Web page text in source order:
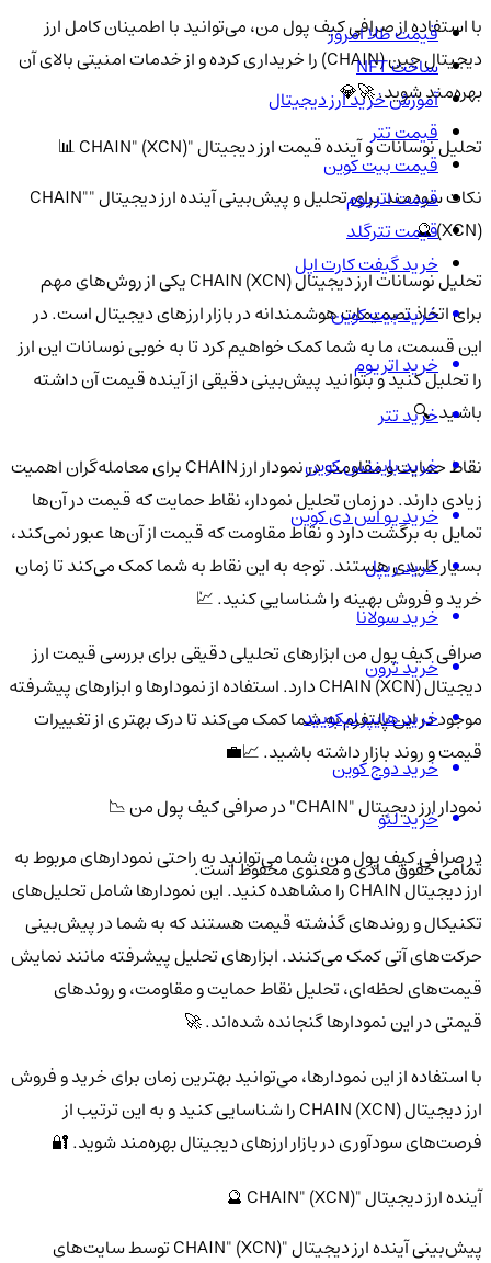
با استفاده از صرافی کیف پول من، می‌توانید با اطمینان کامل ارز
دیجیتال چین (CHAIN) را خریداری کرده و از خدمات امنیتی بالای آن
بهره‌مند شوید. 🚀💎
تحلیل نوسانات و آینده قیمت ارز دیجیتال "CHAIN" (XCN) 📊
نکات سودمند برای تحلیل و پیش‌بینی آینده ارز دیجیتال "CHAIN"
(XCN) 🔮
تحلیل نوسانات ارز دیجیتال CHAIN (XCN) یکی از روش‌های مهم
برای اتخاذ تصمیمات هوشمندانه در بازار ارزهای دیجیتال است. در
این قسمت، ما به شما کمک خواهیم کرد تا به خوبی نوسانات این ارز
را تحلیل کنید و بتوانید پیش‌بینی دقیقی از آینده قیمت آن داشته
باشید. 🔍
نقاط حمایت و مقاومت در نمودار ارز CHAIN برای معامله‌گران اهمیت
زیادی دارند. در زمان تحلیل نمودار، نقاط حمایت که قیمت در آن‌ها
تمایل به برگشت دارد و نقاط مقاومت که قیمت از آن‌ها عبور نمی‌کند،
بسیار کلیدی هستند. توجه به این نقاط به شما کمک می‌کند تا زمان
خرید و فروش بهینه را شناسایی کنید. 💹
صرافی کیف پول من ابزارهای تحلیلی دقیقی برای بررسی قیمت ارز
دیجیتال CHAIN (XCN) دارد. استفاده از نمودارها و ابزارهای پیشرفته
موجود در این پلتفرم به شما کمک می‌کند تا درک بهتری از تغییرات
قیمت و روند بازار داشته باشید. 📈💼
نمودار ارز دیجیتال "CHAIN" در صرافی کیف پول من 📉
در صرافی کیف پول من، شما می‌توانید به راحتی نمودارهای مربوط به
ارز دیجیتال CHAIN را مشاهده کنید. این نمودارها شامل تحلیل‌های
تکنیکال و روندهای گذشته قیمت هستند که به شما در پیش‌بینی
حرکت‌های آتی کمک می‌کنند. ابزارهای تحلیل پیشرفته مانند نمایش
قیمت‌های لحظه‌ای، تحلیل نقاط حمایت و مقاومت، و روندهای
قیمتی در این نمودارها گنجانده شده‌اند. 🚀
با استفاده از این نمودارها، می‌توانید بهترین زمان برای خرید و فروش
ارز دیجیتال CHAIN (XCN) را شناسایی کنید و به این ترتیب از
فرصت‌های سودآوری در بازار ارزهای دیجیتال بهره‌مند شوید. 🔐
آینده ارز دیجیتال "CHAIN" (XCN) 🔮
پیش‌بینی آینده ارز دیجیتال "CHAIN" (XCN) توسط سایت‌های
قیمت طلا امروز
ساخت NFT
آموزش خرید ارز دیجیتال
قیمت تتر
قیمت بیت کوین
قیمت اتریوم
قیمت تترگلد
خرید گیفت کارت اپل
خرید بیت کوین
خرید اتریوم
خرید تتر
خرید بایننس کوین
خرید یو اس دی کوین
خرید ریپل
خرید سولانا
خرید ترون
خرید هایپر لیکویید
خرید دوج کوین
خرید لئو
تمامی حقوق مادی و معنوی محفوظ است.